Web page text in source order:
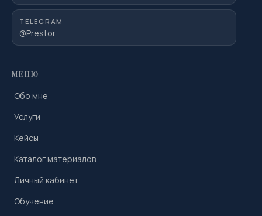
TELEGRAM
@Prestor
МЕНЮ
Обо мне
Услуги
Кейсы
Каталог материалов
Личный кабинет
Обучение